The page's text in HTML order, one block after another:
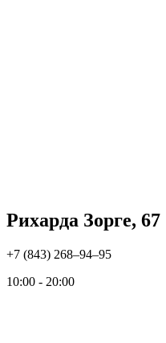
Рихарда Зорге, 67
+7 (843) 268‒94‒95
10:00 - 20:00